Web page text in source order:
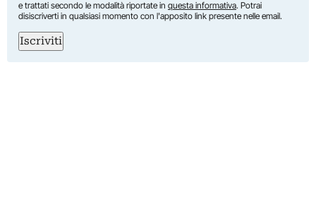
e trattati secondo le modalità riportate in questa informativa. Potrai
disiscriverti in qualsiasi momento con l'apposito link presente nelle email.
Iscriviti